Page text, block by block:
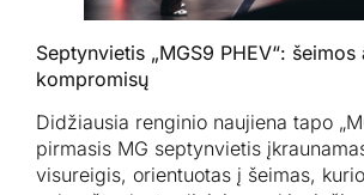
Septynvietis „MGS9 PHEV“:
kompromisų
Didžiausia renginio naujiena tapo
pirmasis MG septynvietis
visureigis, orientuotas į šeimas,